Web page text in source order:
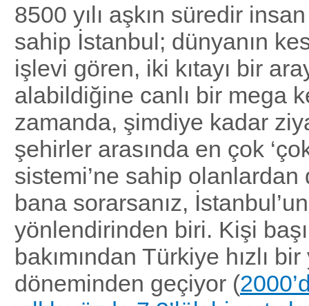
8500 yılı aşkın süredir
sahip İstanbul; dünyanın
işlevi gören, iki kıtayı bir
alabildiğine canlı bir mega
zamanda, şimdiye kadar
şehirler arasında en çok
sistemi’ne sahip olanlardan
bana sorarsanız,
yönlendirinden biri. Kişi
bakımından Türkiye hızlı
döneminden geçiyor (